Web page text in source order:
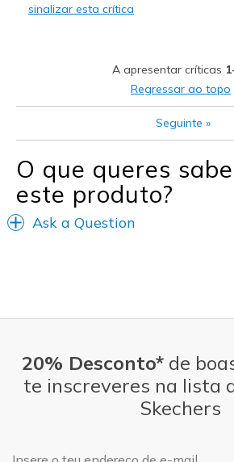
Feels too narrow
I'm Really Into Shoes
sinalizar esta crítica
A apresentar críticas
Regressar ao topo
Seguinte »
O que queres
este produto?
Ask a Question
20% Desconto*de
te inscreveres na lista
Skechers
Endereço de e-mail